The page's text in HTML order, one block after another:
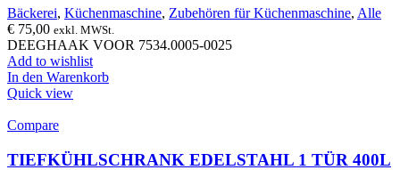
Bäckerei, Küchenmaschine, Zubehören für Küchenmaschine, Alle
€ 75,00 exkl. MWSt.
DEEGHAAK VOOR 7534.0005-0025
Add to wishlist
In den Warenkorb
Quick view
Compare
TIEFKÜHLSCHRANK EDELSTAHL 1 TÜR 400L